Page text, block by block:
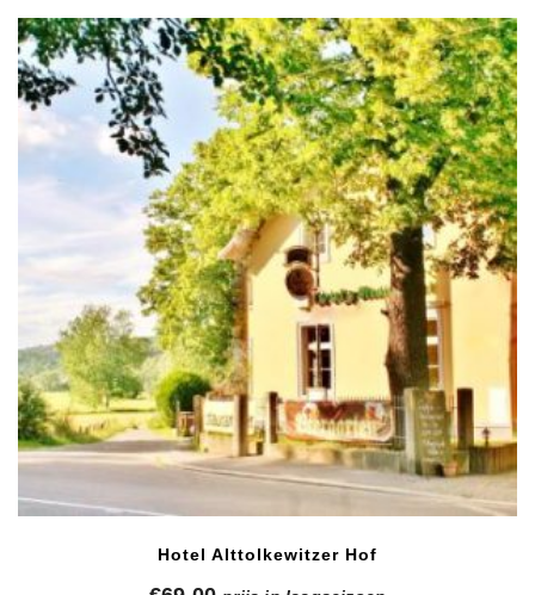
Hotel Alttolkewitzer Hof